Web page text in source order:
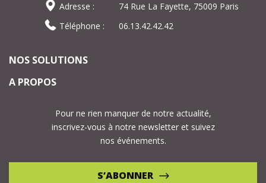
Adresse :
74 Rue La Fayette, 75009 Paris
Téléphone :
06.13.42.42.42
NOS SOLUTIONS
A PROPOS
Pour ne rien manquer de notre actualité,
inscrivez-vous à notre newsletter et suivez
nos événements.
S’ABONNER